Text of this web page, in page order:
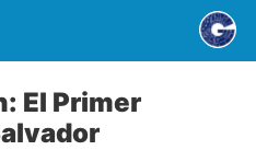
El Primer